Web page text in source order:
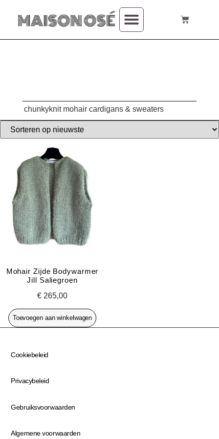
chunkyknit mohair cardigans & sweaters
Mohair Zijde Bodywarmer
Jill Saliegroen
€ 265,00
Toevoegen aan winkelwagen
Cookiebeleid
Privacybeleid
Gebruiksvoorwaarden
Algemene voorwaarden